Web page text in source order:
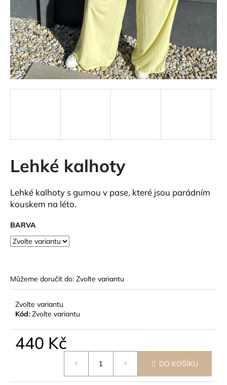
Lehké kalhoty
Lehké kalhoty s gumou v pase, které jsou parádním
kouskem na léto.
BARVA
Můžeme doručit do: Zvolte variantu
Zvolte variantu
Kód: Zvolte variantu
440 Kč
DO KOŠÍKU
a
j
í
t
?
D
o
o
r
č
u
m
e